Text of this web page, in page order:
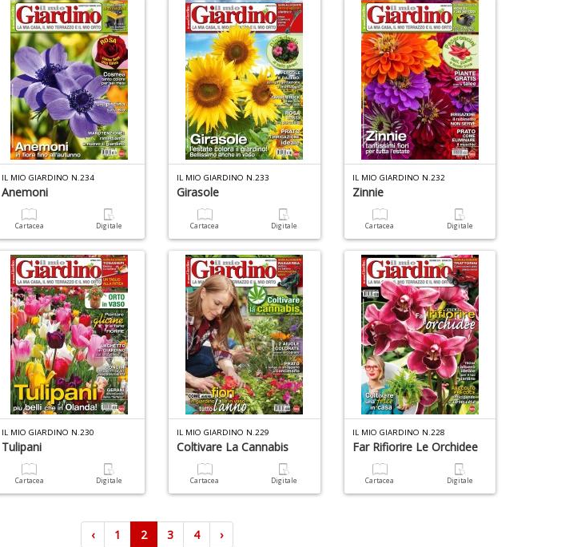
IL MIO GIARDINO N.234
Anemoni
Cartacea Digitale
IL MIO GIARDINO N.233
Girasole
Cartacea Digitale
IL MIO GIARDINO N.232
Zinnie
Cartacea Digitale
IL MIO GIARDINO N.230
Tulipani
Cartacea Digitale
IL MIO GIARDINO N.229
Coltivare La Cannabis
Cartacea Digitale
IL MIO GIARDINO N.228
Far Rifiorire Le Orchidee
Cartacea Digitale
‹ 1 2 3 4 ›